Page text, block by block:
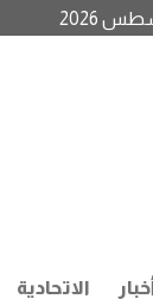
الاتحادية